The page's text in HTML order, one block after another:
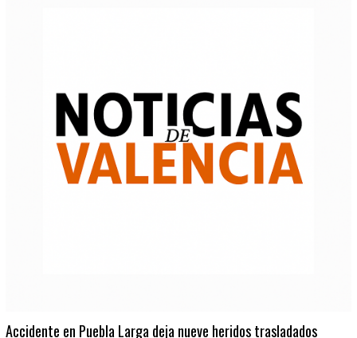
Accidente en Puebla Larga deja nueve heridos trasladados